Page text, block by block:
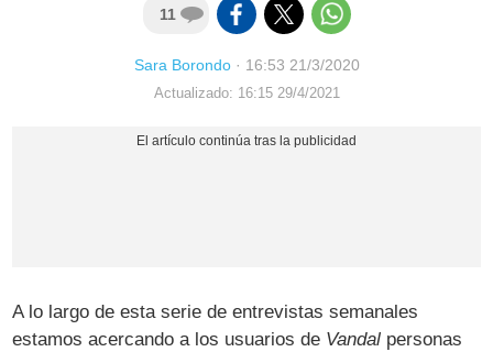
11
Sara Borondo· 16:53 21/3/2020
Actualizado: 16:15 29/4/2021
A lo largo de esta serie de entrevistas semanales
estamos acercando a los usuarios de Vandal personas